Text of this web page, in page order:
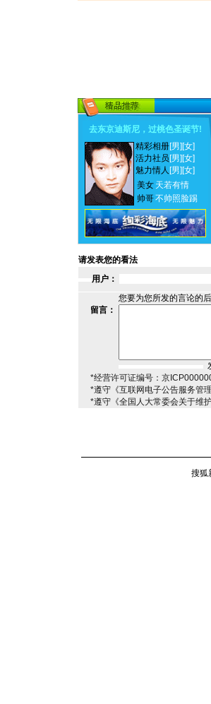
去东京迪斯尼，过桃色圣诞节!
精彩相册[男] [女]
活力社员 [男] [女]
魅力情人 [男] [女]
美女 天若有情
帅哥不帅照脸踢
请发表您的看法
用户：
您要为您所发的言论的
留言：
*经营许可证编号：京
*遵守《互联网电子公告服务管理
*遵守《全国人大常委会关于维
搜狐